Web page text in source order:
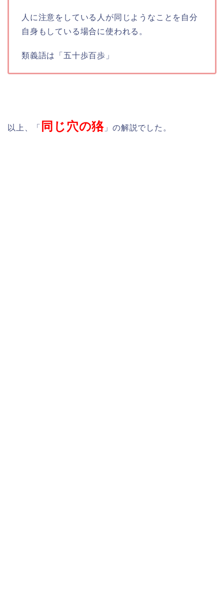
人に注意をしている人が同じようなことを自分
自身もしている場合に使われる。
類義語は「五十歩百歩」
以上、「 同じ穴の狢 」の解説でした。